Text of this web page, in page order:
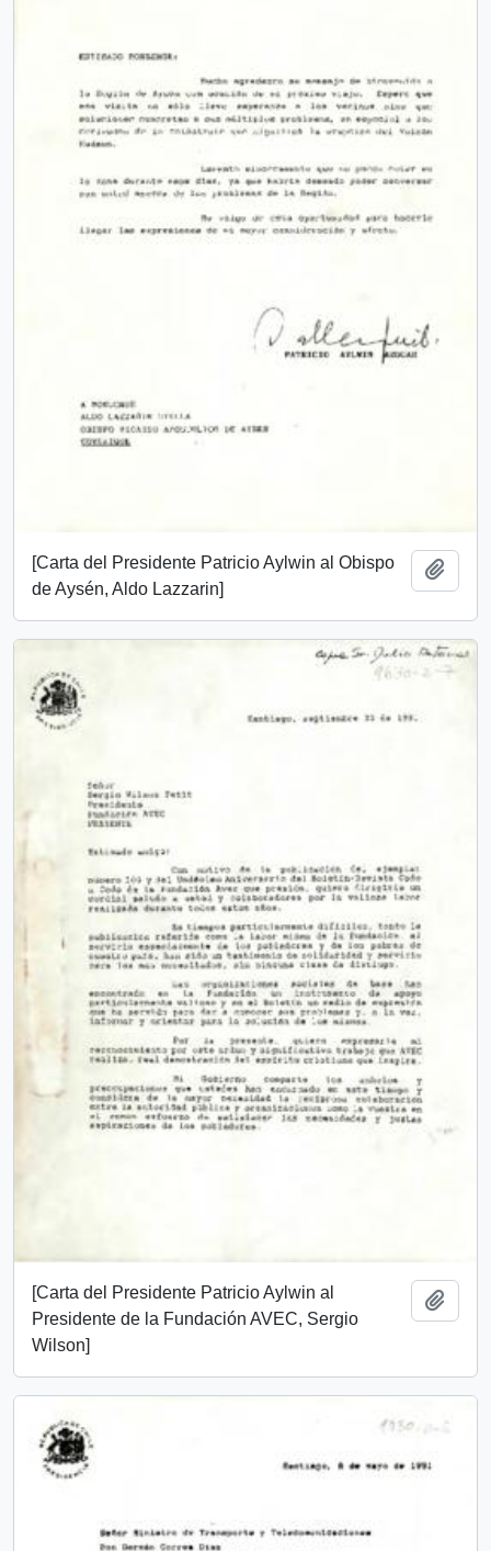
[Carta del Presidente Patricio Aylwin al Obispo
de Aysén, Aldo Lazzarin]
[Carta del Presidente Patricio Aylwin al
Presidente de la Fundación AVEC, Sergio
Wilson]